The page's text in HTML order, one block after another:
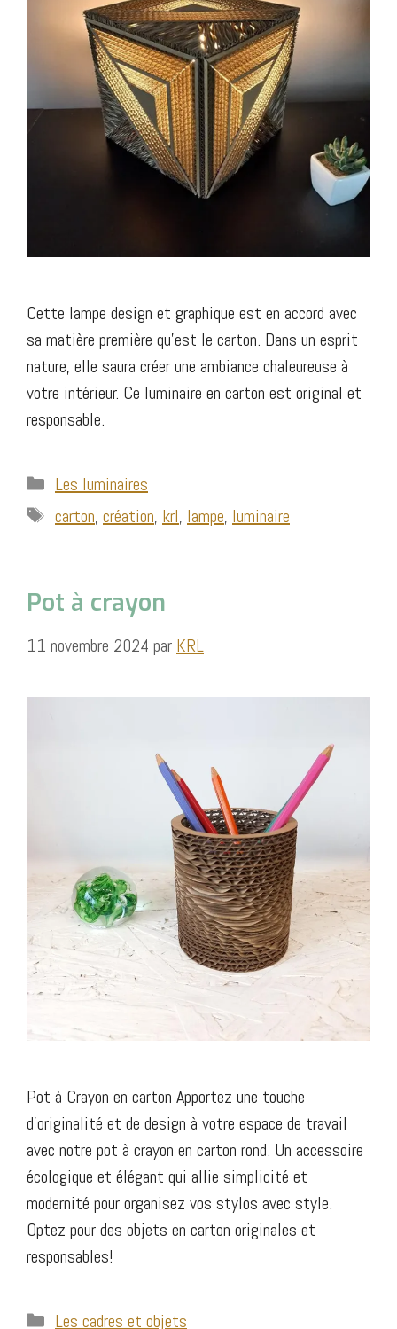
Cette lampe design et graphique est en accord avec
sa matière première qu’est le carton. Dans un esprit
nature, elle saura créer une ambiance chaleureuse à
votre intérieur. Ce luminaire en carton est original et
responsable.
Catégories
Les luminaires
Étiquettes
carton, création, krl, lampe, luminaire
Pot à crayon
11 novembre 2024 par KRL
Pot à Crayon en carton Apportez une touche
d’originalité et de design à votre espace de travail
avec notre pot à crayon en carton rond. Un accessoire
écologique et élégant qui allie simplicité et
modernité pour organisez vos stylos avec style.
Optez pour des objets en carton originales et
responsables!
Catégories
Les cadres et objets